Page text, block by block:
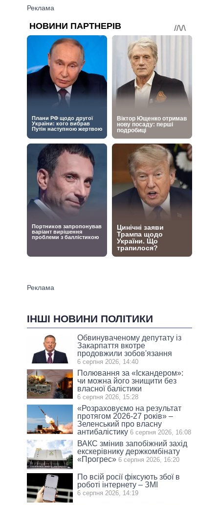
ІНШІ НОВИНИ ПОЛІТИКИ
Обвинуваченому депутату із
Закарпаття вкотре
продовжили зобов'язання
6 серпня 2026, 14:40
Полювання за «Іскандером»:
чи можна його знищити без
власної балістики
6 серпня 2026, 15:28
«Розраховуємо на результат
протягом 2026-27 років» –
Зеленський про власну
антибалістику 6 серпня 2026, 16:08
ВАКС змінив запобіжний захід
екскерівнику держкомбінату
«Прогрес» 6 серпня 2026, 16:20
По всій росії фіксують збої в
роботі інтернету – ЗМІ
6 серпня 2026, 14:19